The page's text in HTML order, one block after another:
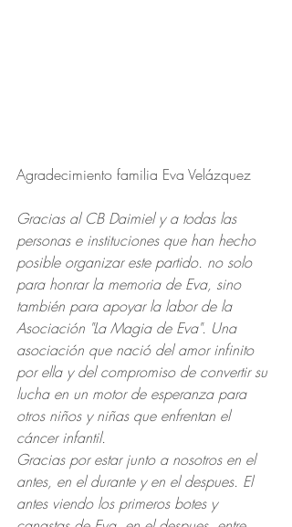
Agradecimiento familia Eva Velázquez
Gracias al CB Daimiel y a todas las
personas e instituciones que han hecho
posible organizar este partido. no solo
para honrar la memoria de Eva, sino
también para apoyar la labor de la
Asociación "La Magia de Eva". Una
asociación que nació del amor infinito
por ella y del compromiso de convertir su
lucha en un motor de esperanza para
otros niños y niñas que enfrentan el
cáncer infantil.
Gracias por estar junto a nosotros en el
antes, en el durante y en el despues. El
antes viendo los primeros botes y